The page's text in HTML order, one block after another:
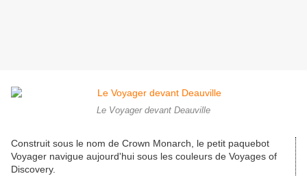
Le Voyager devant Deauville
Construit sous le nom de Crown Monarch, le petit paquebot
Voyager navigue aujourd'hui sous les couleurs de Voyages of
Discovery.